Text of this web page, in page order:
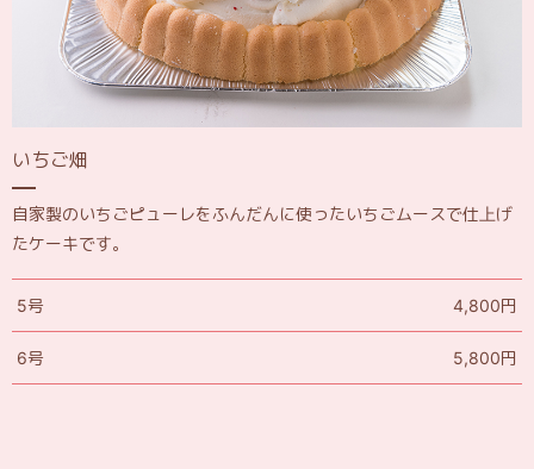
いちご畑
自家製のいちごピューレをふんだんに使ったいちごムースで仕上げ
たケーキです。
5号 4,800円
6号 5,800円